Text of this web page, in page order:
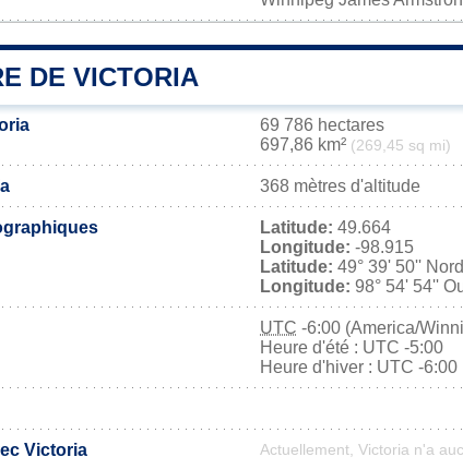
DE VICTORIA
69 786 hectares
697,86 km² (269,45 sq mi)
368 mètres d'altitude
Latitude: 49.664
Longitude: -98.915
Latitude: 49° 39' 50'' Nord
Longitude: 98° 54' 54''
UTC -6:00 (America/
Heure d'été : UTC -5:00
Heure d'hiver : UTC -6:00
Victoria Actuellement, Victoria n'a